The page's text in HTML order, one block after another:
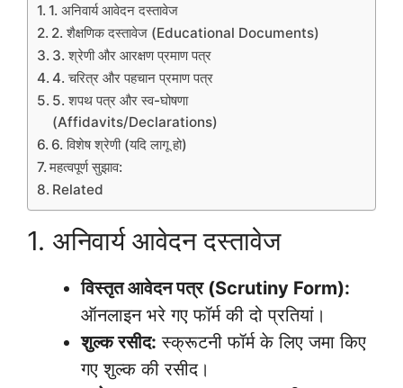
1. अनिवार्य आवेदन दस्तावेज
2. शैक्षणिक दस्तावेज (Educational Documents)
3. श्रेणी और आरक्षण प्रमाण पत्र
4. चरित्र और पहचान प्रमाण पत्र
5. शपथ पत्र और स्व-घोषणा
(Affidavits/Declarations)
6. विशेष श्रेणी (यदि लागू हो)
महत्वपूर्ण सुझाव:
Related
1. अनिवार्य आवेदन दस्तावेज
विस्तृत आवेदन पत्र (Scrutiny Form):
ऑनलाइन भरे गए फॉर्म की दो प्रतियां।
शुल्क रसीद: स्क्रूटनी फॉर्म के लिए जमा किए
गए शुल्क की रसीद।